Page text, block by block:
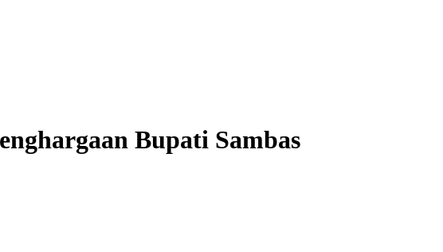
Bupati Sambas